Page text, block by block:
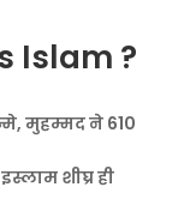
Islam ?
मुहम्मद ने 610
शीघ्र ही